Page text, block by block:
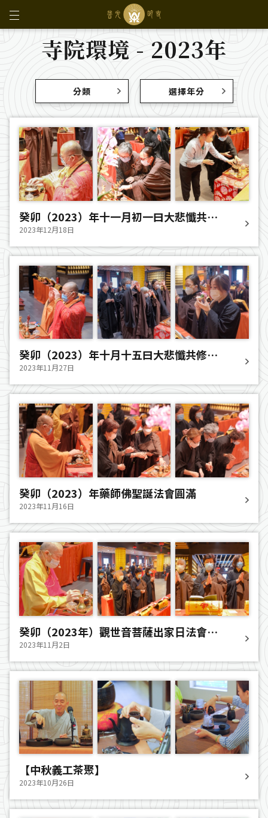
寺院環境 - 2023年
分類 選擇年分
癸卯（2023）年十一月初一曰大悲懺共修
法會圓滿
2023年12月18日
癸卯（2023）年十月十五曰大悲懺共修法
會圓滿
2023年11月27日
癸卯（2023）年藥師佛聖誕法會圓滿
2023年11月16日
癸卯（2023年）觀世音菩薩出家日法會圓
滿
2023年11月2日
【中秋義工茶聚】
2023年10月26日